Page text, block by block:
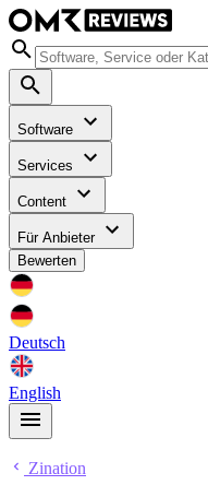
Software
Services
Content
Für Anbieter
Bewerten
Deutsch
English
Zination